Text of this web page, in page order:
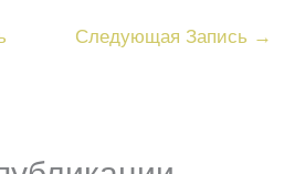
Следующая Запись →